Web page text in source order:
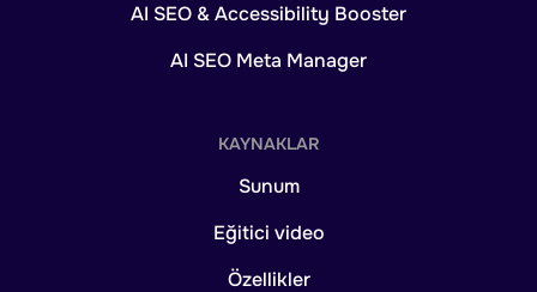
AI SEO & Accessibility Booster
AI SEO Meta Manager
KAYNAKLAR
Sunum
Eğitici video
Özellikler